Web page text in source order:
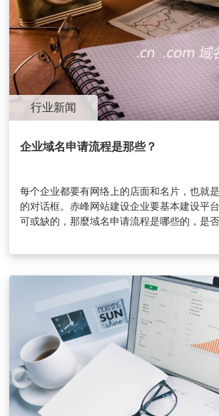
行业新闻
企业域名申请流程是那些？
每个企业都要有网络上的店面和名片，也就
的对话框。赤峰网站建设企业要基本建设平
可或缺的，那麼域名申请流程是哪些的，是否